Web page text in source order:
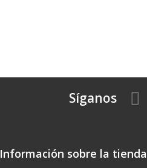
Síganos
Información sobre la tienda